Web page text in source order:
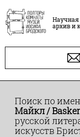
Научная
архив и
Поиск по
Майкл /
русской
искусств